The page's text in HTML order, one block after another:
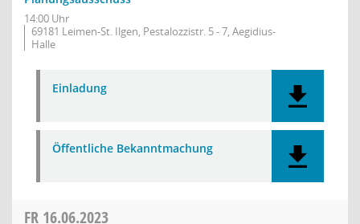
14:00 Uhr
69181 Leimen-St. Ilgen, Pestalozzistr. 5 - 7, Aegidius-
Halle
Einladung
Öffentliche Bekanntmachung
FR 16.06.2023